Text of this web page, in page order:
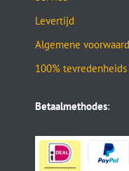
Levertijd
Algemene
100%
Betaalmethodes: